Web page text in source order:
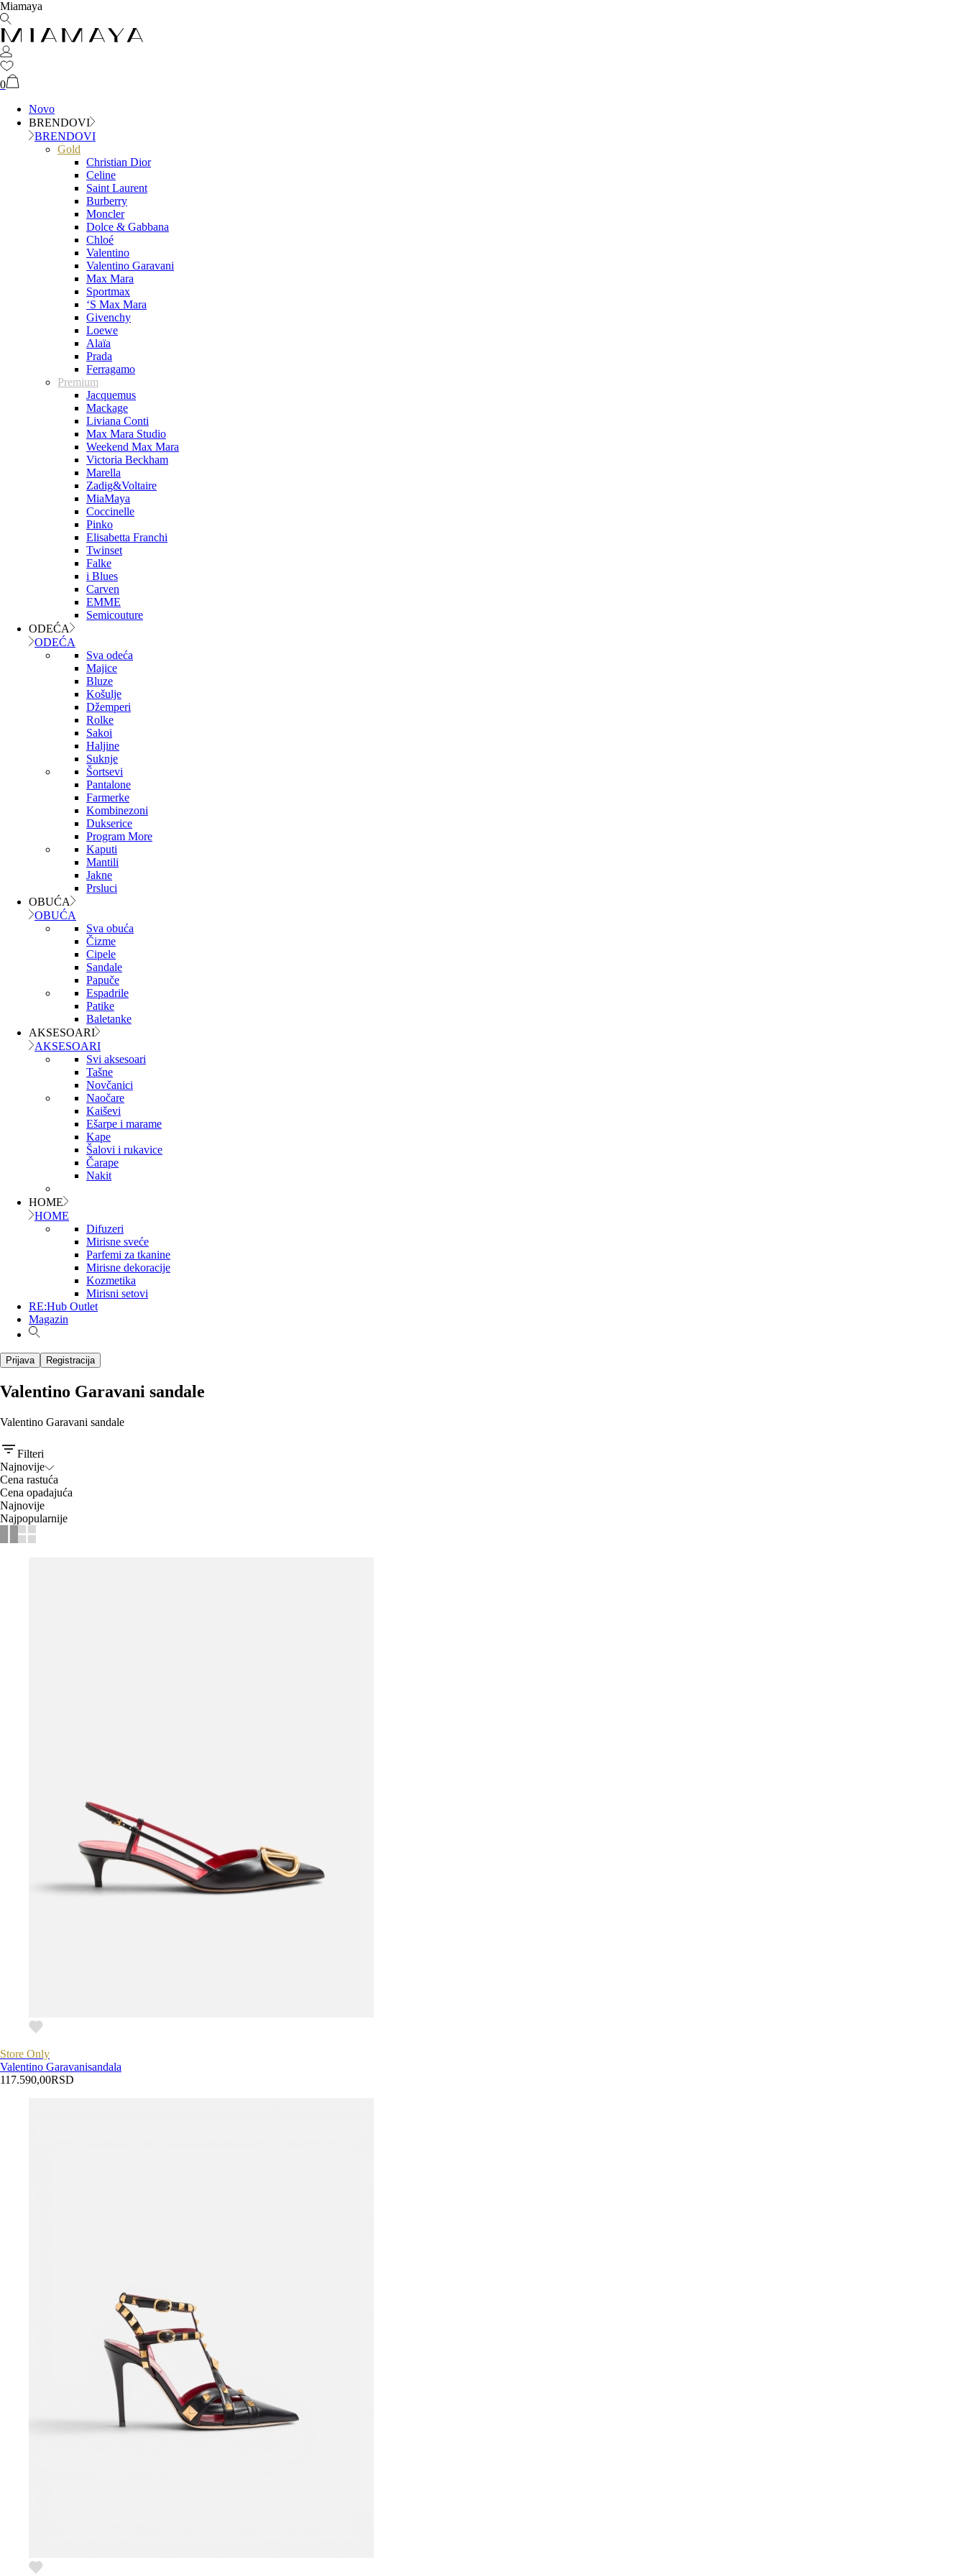
Miamaya
0
Novo
BRENDOVI
BRENDOVI
Gold
Christian Dior
Celine
Saint Laurent
Burberry
Moncler
Dolce & Gabbana
Chloé
Valentino
Valentino Garavani
Max Mara
Sportmax
‘S Max Mara
Givenchy
Loewe
Alaïa
Prada
Ferragamo
Premium
Jacquemus
Mackage
Liviana Conti
Max Mara Studio
Weekend Max Mara
Victoria Beckham
Marella
Zadig&Voltaire
MiaMaya
Coccinelle
Pinko
Elisabetta Franchi
Twinset
Falke
i Blues
Carven
EMME
Semicouture
ODEĆA
ODEĆA
Sva odeća
Majice
Bluze
Košulje
Džemperi
Rolke
Sakoi
Haljine
Suknje
Šortsevi
Pantalone
Farmerke
Kombinezoni
Dukserice
Program More
Kaputi
Mantili
Jakne
Prsluci
OBUĆA
OBUĆA
Sva obuća
Čizme
Cipele
Sandale
Papuče
Espadrile
Patike
Baletanke
AKSESOARI
AKSESOARI
Svi aksesoari
Tašne
Novčanici
Naočare
Kaiševi
Ešarpe i marame
Kape
Šalovi i rukavice
Čarape
Nakit
HOME
HOME
Difuzeri
Mirisne sveće
Parfemi za tkanine
Mirisne dekoracije
Kozmetika
Mirisni setovi
RE:Hub Outlet
Magazin
Prijava Registracija
Valentino Garavani sandale
Valentino Garavani sandale
Filteri
Najnovije
Cena rastuća
Cena opadajuća
Najnovije
Najpopularnije
Store Only
Valentino Garavanisandala
117.590,00RSD